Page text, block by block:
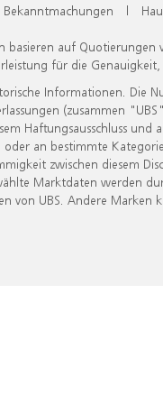
Bekanntmachungen |
basieren auf
für die
Informationen. Die
(zusammen
Haftungsausschluss
an bestimmte
zwischen diesem
Marktdaten werden
von UBS. Andere Marken